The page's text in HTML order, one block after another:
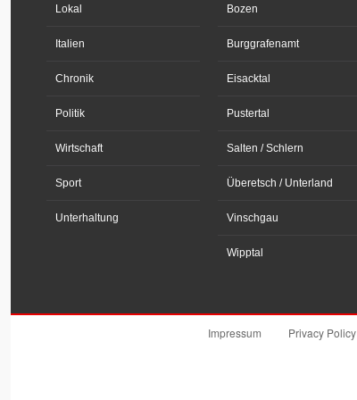
Lokal
Italien
Chronik
Politik
Wirtschaft
Sport
Unterhaltung
Bozen
Burggrafenamt
Eisacktal
Pustertal
Salten / Schlern
Überetsch / Unterland
Vinschgau
Wipptal
Impressum Privacy Policy